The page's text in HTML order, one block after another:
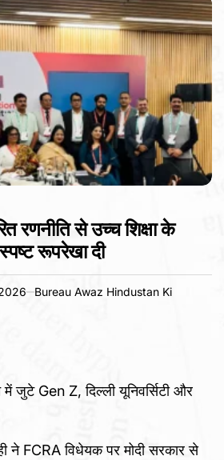
रणनीति से उच्च शिक्षा के
रूपरेखा दी
Bureau Awaz Hindustan Ki
जुटे Gen Z, दिल्ली यूनिवर्सिटी और
ने FCRA विधेयक पर मोदी सरकार से